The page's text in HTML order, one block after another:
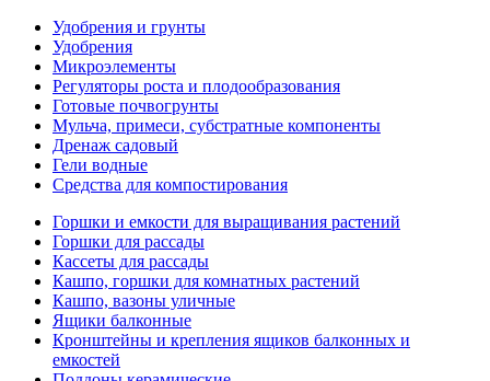
Удобрения и грунты
Удобрения
Микроэлементы
Регуляторы роста и плодообразования
Готовые почвогрунты
Мульча, примеси, субстратные компоненты
Дренаж садовый
Гели водные
Средства для компостирования
Горшки и емкости для выращивания растений
Горшки для рассады
Кассеты для рассады
Кашпо, горшки для комнатных растений
Кашпо, вазоны уличные
Ящики балконные
Кронштейны и крепления ящиков балконных и
емкостей